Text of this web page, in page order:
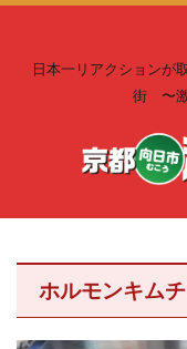
日本一リアクションが
街 〜激
ホルモンキム